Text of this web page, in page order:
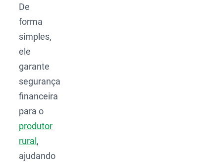
De
forma
simples,
ele
garante
segurança
financeira
para o
produtor
rural ,
ajudando